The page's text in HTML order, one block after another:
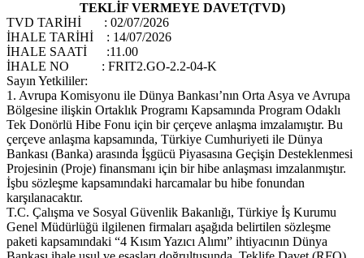
TEKLİF VERMEYE DAVET(TVD)
TVD TARİHİ : 02/07/2026
İHALE TARİHİ : 14/07/2026
İHALE SAATİ :11.00
İHALE NO : FRIT2.GO-2.2-04-K
Sayın Yetkililer:
1. Avrupa Komisyonu ile Dünya Bankası’nın Orta Asya ve Avrupa
Bölgesine ilişkin Ortaklık Programı Kapsamında Program Odaklı
Tek Donörlü Hibe Fonu için bir çerçeve anlaşma imzalamıştır. Bu
çerçeve anlaşma kapsamında, Türkiye Cumhuriyeti ile Dünya
Bankası (Banka) arasında İşgücü Piyasasına Geçişin Desteklenmesi
Projesinin (Proje) finansmanı için bir hibe anlaşması imzalanmıştır.
İşbu sözleşme kapsamındaki harcamalar bu hibe fonundan
karşılanacaktır.
T.C. Çalışma ve Sosyal Güvenlik Bakanlığı, Türkiye İş Kurumu
Genel Müdürlüğü ilgilenen firmaları aşağıda belirtilen sözleşme
paketi kapsamındaki “4 Kısım Yazıcı Alımı” ihtiyacının Dünya